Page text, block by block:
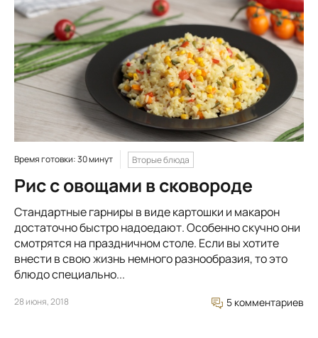
Время готовки: 30 минут Вторые блюда
Рис с овощами в сковороде
Стандартные гарниры в виде картошки и макарон
достаточно быстро надоедают. Особенно скучно они
смотрятся на праздничном столе. Если вы хотите
внести в свою жизнь немного разнообразия, то это
блюдо специально...
28 июня, 2018 5 комментариев